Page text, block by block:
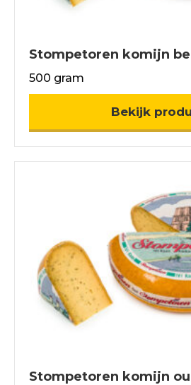
Stompetoren komijn
500 gram
Bekijk
Stompetoren komijn